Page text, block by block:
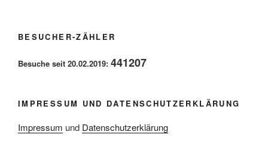
BESUCHER-ZÄHLER
Besuche seit 20.02.2019: 441207
IMPRESSUM UND DATENSCHUTZERKLÄRUNG
Impressum und Datenschutzerklärung